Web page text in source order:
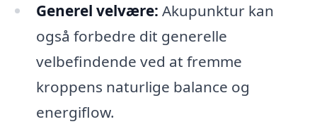
Generel velvære: Akupunktur kan
også forbedre dit generelle
velbefindende ved at fremme
kroppens naturlige balance og
energiflow.